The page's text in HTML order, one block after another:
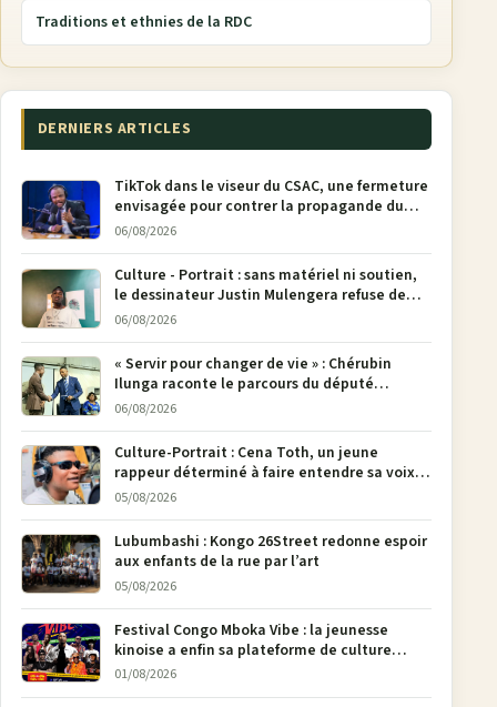
Traditions et ethnies de la RDC
DERNIERS ARTICLES
TikTok dans le viseur du CSAC, une fermeture
envisagée pour contrer la propagande du
M23
06/08/2026
Culture - Portrait : sans matériel ni soutien,
le dessinateur Justin Mulengera refuse de
poser son crayon
06/08/2026
« Servir pour changer de vie » : Chérubin
Ilunga raconte le parcours du député
national Jethro Muyombi Tshimbu en 137
06/08/2026
Culture-Portrait : Cena Toth, un jeune
rappeur déterminé à faire entendre sa voix à
Bunia
05/08/2026
Lubumbashi : Kongo 26Street redonne espoir
aux enfants de la rue par l’art
05/08/2026
Festival Congo Mboka Vibe : la jeunesse
kinoise a enfin sa plateforme de culture
urbaine
01/08/2026